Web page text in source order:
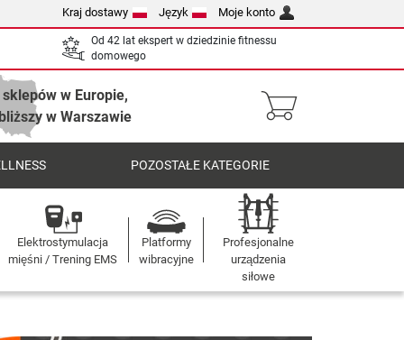
Kraj dostawy Język Moje konto
Od 42 lat ekspert w dziedzinie fitnessu
domowego
w Europie,
w Warszawie
POZOSTAŁE KATEGORIE
Elektrostymulacja
mięśni / Trening EMS
Platformy
wibracyjne
Profesjonalne
urządzenia
siłowe